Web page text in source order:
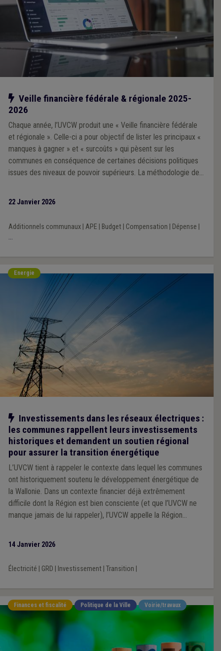
Notre action
Veille financière fédérale & régionale 2025-
2026
Chaque année, l’UVCW produit une « Veille financière fédérale
et régionale ». Celle-ci a pour objectif de lister les principaux «
manques à gagner » et « surcoûts » qui pèsent sur les
communes en conséquence de certaines décisions politiques
issues des niveaux de pouvoir supérieurs. La méthodologie de
22 Janvier 2026
Additionnels communaux| APE Budget| Compensation Dépense
...
Energie
Notre action
Investissements dans les réseaux électriques :
les communes rappellent leurs investissements
historiques et demandent un soutien régional
pour assurer la transition énergétique
L’UVCW tient à rappeler le contexte dans lequel les communes
ont historiquement soutenu le développement énergétique de
la Wallonie. Dans un contexte financier déjà extrêmement
difficile dont la Région est bien consciente (et que l’UVCW ne
manque jamais de lui rappeler), l’UVCW appelle la Région
14 Janvier 2026
Électricité GRD Investissement| Transition
Finances et fiscalité Politique de la Ville Voirie/travaux